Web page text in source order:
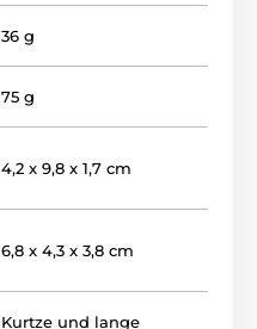
36 g
75 g
4,2 x 9,8 x 1,7 cm
6,8 x 4,3 x 3,8 cm
Kurtze und lange